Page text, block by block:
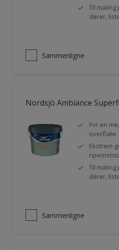
Til
dører,
Sammenligne
Nordsjö Ambiance
For en
overflate
Ekstrem
Til
dører,
Sammenligne